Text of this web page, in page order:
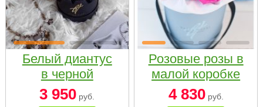
Белый диантус
в черной
коробке Small
3 950 руб.
Розовые розы в
малой коробке
4 830руб.